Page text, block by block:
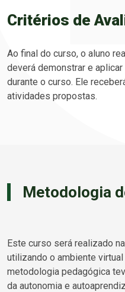
Critérios de
Ao final do curso, o aluno
deverá demonstrar e
durante o curso. Ele
atividades propostas.
Metodologia
Este curso será realizado
utilizando o ambiente
metodologia pedagógica
da autonomia e